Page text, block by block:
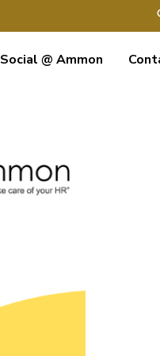
Social @ Ammon